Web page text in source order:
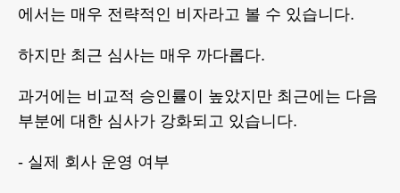
에서는 매우 전략적인 비자라고 볼 수 있습니다.
하지만 최근 심사는 매우 까다롭다.
과거에는 비교적 승인률이 높았지만 최근에는 다음
부분에 대한 심사가 강화되고 있습니다.
- 실제 회사 운영 여부